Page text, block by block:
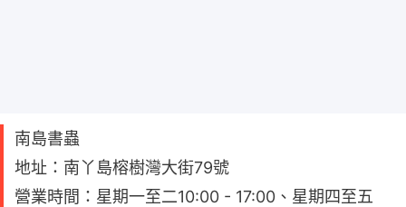
南島書蟲
地址：南丫島榕樹灣大街79號
營業時間：星期一至二10:00 - 17:00、星期四至五